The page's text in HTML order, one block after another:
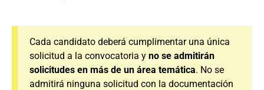
Cada candidato deberá cumplimentar una única
solicitud a la convocatoria y no se admitirán
solicitudes en más de un área temática. No se
admitirá ninguna solicitud con la documentación